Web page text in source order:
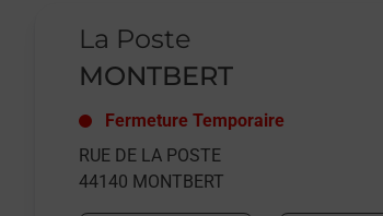
La Poste
MONTBERT
Fermeture Temporaire
RUE DE LA POSTE
44140 MONTBERT